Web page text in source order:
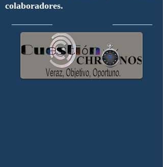
colaboradores.